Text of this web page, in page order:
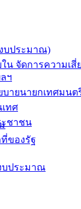
บประมาณ)
น จัดการความเสี่
ของรัฐ
ฯ
ายนายกเทศมนต
ทศ
ะชาชน
บประมาณ